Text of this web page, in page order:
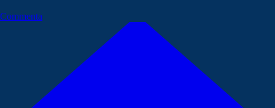
Commenta